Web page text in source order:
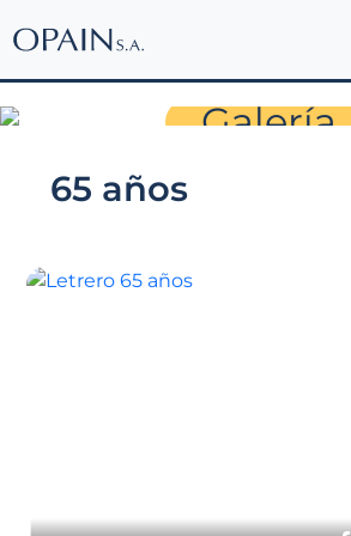
Sala de
Galería
65 años